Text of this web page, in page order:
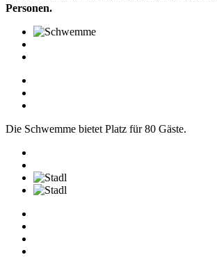
Personen.
Die Schwemme bietet Platz für 80 Gäste.